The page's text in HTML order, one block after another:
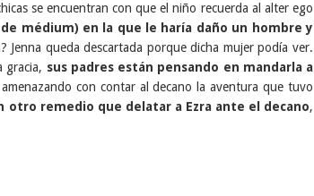
se encuentran con que el niño recuerda al alter ego
médium) en la que le haría daño un hombre y
Jenna queda descartada porque dicha mujer podía ver.
gracia, sus padres están pensando en mandarla a
con contar al decano la aventura que tuvo
otro remedio que delatar a Ezra ante el decano,